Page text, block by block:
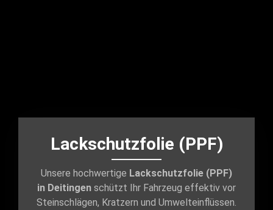
Lackschutzfolie (PPF)
Unsere hochwertige Lackschutzfolie (PPF)
in Deitingen schützt Ihr Fahrzeug effektiv vor
Steinschlägen, Kratzern und Umwelteinflüssen.